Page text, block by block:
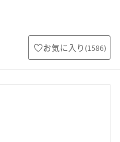
お気に入り (1586)